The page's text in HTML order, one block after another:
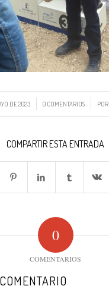
DE 2023 0 COMENTARIOS
/ POR
COMPARTIR ESTA ENTRADA
0
COMENTARIOS